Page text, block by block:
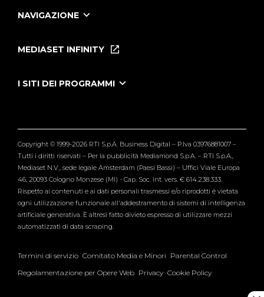
NAVIGAZIONE
Le Iene Presentano Inside
Tutti i servizi
MEDIASET INFINITY
I SITI DEI PROGRAMMI
Verissimo
Copyright © 1999-2026 RTI S.p.A. Business Digital – P.Iva 03976881007 –
Tutti i diritti riservati – Per la pubblicità Mediamond S.p.A. – RTI S.p.A.,
Mediaset N.V., sede legale Amsterdam (Paesi Bassi) – Uffici Viale Europa
46, 20093 Cologno Monzese (MI) - Cap. Soc. int. vers. € 614.238.333.
Rispetto ai contenuti e ai dati personali trasmessi e/o riprodotti è vietata
ogni utilizzazione funzionale all'addestramento di sistemi di intelligenza
artificiale generativa. È altresì fatto divieto espresso di utilizzare mezzi
automatizzati di data scraping.
Termini di servizio Comitato Media e Minori Parental Control
Regolamentazione per Opere Web Privacy Cookie Policy